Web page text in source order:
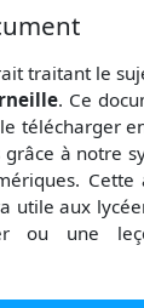
traitant le
. Ce
télécharger
grâce à notre
utile aux
ou une